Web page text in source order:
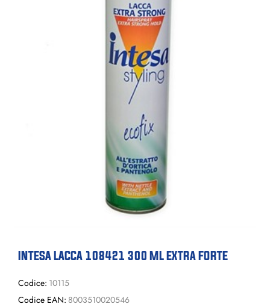
INTESA LACCA 108421 300 ML EXTRA FORTE
Codice: 10115
Codice EAN: 8003510020546